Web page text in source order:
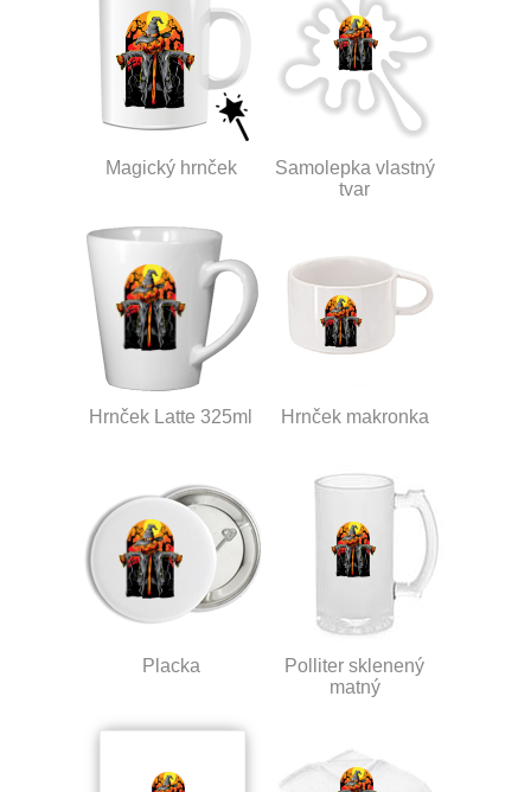
Magický hrnček
Samolepka vlastný
tvar
Hrnček Latte 325ml Hrnček makronka
Placka
Polliter sklenený
matný